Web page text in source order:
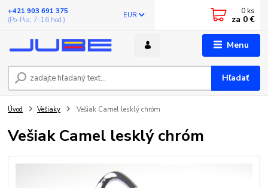
Menu
EUR
Hľadať
+421 903 691 375
(Po-Pia, 7-16 hod.)
0 ks
za 0 €
Úvod Vešiaky Vešiak Camel lesklý chróm
Vešiak Camel lesklý chróm